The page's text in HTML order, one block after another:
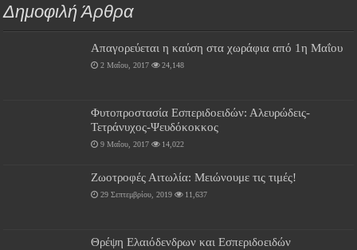
Δημοφιλή Άρθρα
Απαγορεύεται η καύση στα χωράφια από 1η Μαΐου
2 Μαΐου, 2017 24,148
Φυτοπροστασία Εσπεριδοειδών: Αλευρώδεις-
Τετράνυχος-Ψευδόκοκκος
9 Μαΐου, 2017 14,022
Ζωοτροφές Αιτωλία: Μειώνουμε τις τιμές!
29 Σεπτεμβρίου, 2019 11,637
Θρέψη Ελαιόδενδρων και Εσπεριδοειδών